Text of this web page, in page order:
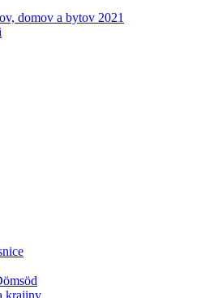
domov a bytov 2021
krajiny